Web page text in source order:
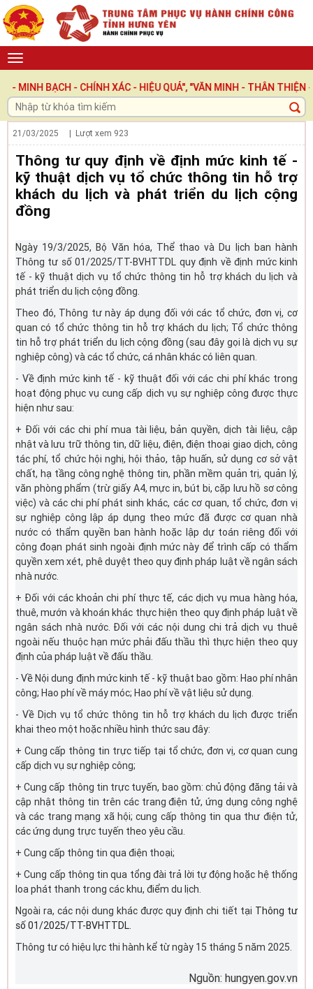
- CHÍNH XÁC - HIỆU QUẢ", "VĂN MINH - THÂN THIỆN -
21/03/2025 | Lượt xem 923
Thông tư quy định về định mức kinh tế -
kỹ thuật dịch vụ tổ chức thông tin hỗ trợ
khách du lịch và phát triển du lịch cộng
đồng
Ngày 19/3/2025, Bộ Văn hóa, Thể thao và Du lịch ban hành
Thông tư số 01/2025/TT-BVHTTDL quy định về định mức kinh
tế - kỹ thuật dịch vụ tổ chức thông tin hỗ trợ khách du lịch và
phát triển du lịch cộng đồng.
Theo đó, Thông tư này áp dụng đối với các tổ chức, đơn vị, cơ
quan có tổ chức thông tin hỗ trợ khách du lịch; Tổ chức thông
tin hỗ trợ phát triển du lịch cộng đồng (sau đây gọi là dịch vụ sự
nghiệp công) và các tổ chức, cá nhân khác có liên quan.
- Về định mức kinh tế - kỹ thuật đối với các chi phí khác trong
hoạt động phục vụ cung cấp dịch vụ sự nghiệp công được thực
hiện như sau:
+ Đối với các chi phí mua tài liệu, bản quyền, dịch tài liệu, cập
nhật và lưu trữ thông tin, dữ liệu, điện, điện thoại giao dịch, công
tác phí, tổ chức hội nghị, hội thảo, tập huấn, sử dụng cơ sở vật
chất, hạ tầng công nghệ thông tin, phần mềm quản trị, quản lý,
văn phòng phẩm (trừ giấy A4, mực in, bút bi, cặp lưu hồ sơ công
việc) và các chi phí phát sinh khác, các cơ quan, tổ chức, đơn vị
sự nghiệp công lập áp dụng theo mức đã được cơ quan nhà
nước có thẩm quyền ban hành hoặc lập dự toán riêng đối với
công đoạn phát sinh ngoài định mức này để trình cấp có thẩm
quyền xem xét, phê duyệt theo quy định pháp luật về ngân sách
nhà nước.
+ Đối với các khoản chi phí thực tế, các dịch vụ mua hàng hóa,
thuê, mướn và khoán khác thực hiện theo quy định pháp luật về
ngân sách nhà nước. Đối với các nội dung chi trả dịch vụ thuê
ngoài nếu thuộc hạn mức phải đấu thầu thì thực hiện theo quy
định của pháp luật về đấu thầu.
- Về Nội dung định mức kinh tế - kỹ thuật bao gồm: Hao phí nhân
công; Hao phí về máy móc; Hao phí về vật liệu sử dụng.
- Về Dịch vụ tổ chức thông tin hỗ trợ khách du lịch được triển
khai theo một hoặc nhiều hình thức sau đây:
+ Cung cấp thông tin trực tiếp tại tổ chức, đơn vị, cơ quan cung
cấp dịch vụ sự nghiệp công;
+ Cung cấp thông tin trực tuyến, bao gồm: chủ động đăng tải và
cập nhật thông tin trên các trang điện tử, ứng dụng công nghệ
và các trang mạng xã hội; cung cấp thông tin qua thư điện tử,
các ứng dụng trực tuyến theo yêu cầu.
+ Cung cấp thông tin qua điện thoại;
+ Cung cấp thông tin qua tổng đài trả lời tự động hoặc hệ thống
loa phát thanh trong các khu, điểm du lịch.
Ngoài ra, các nội dung khác được quy định chi tiết tại Thông tư
số 01/2025/TT-BVHTTDL.
Thông tư có hiệu lực thi hành kể từ ngày 15 tháng 5 năm 2025.
Nguồn: hungyen.gov.vn